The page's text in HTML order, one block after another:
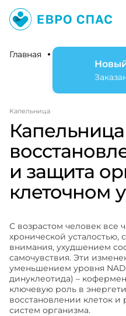
Главная
Капельница
и защита
клеточном
С возрастом человек все
хронической
внимания, ухудшением
самочувствия. Эти
уменьшением уровня
динуклеотида) –
ключевую роль в
восстановлении клеток
систем организма.